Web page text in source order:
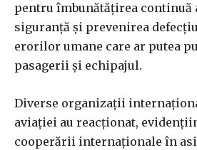
pentru îmbunătățirea continuă
siguranță și prevenirea
erorilor umane care ar putea
pasagerii și echipajul.
Diverse organizații
aviației au reacționat,
cooperării internaționale în